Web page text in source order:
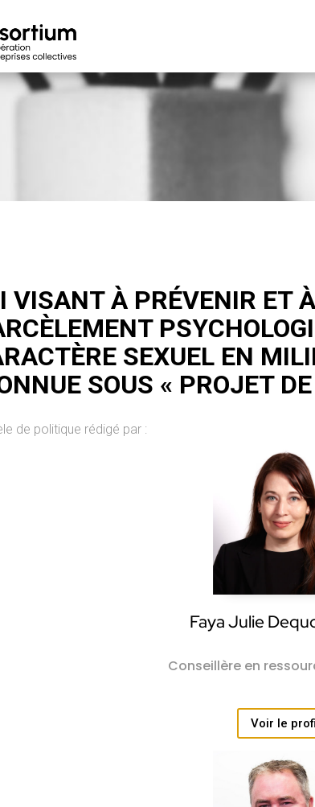
VISANT À PRÉVENIR ET
SEXUEL EN
SOUS « PROJET
de politique rédigé par :
Faya Julie
Conseillère en
Voir le